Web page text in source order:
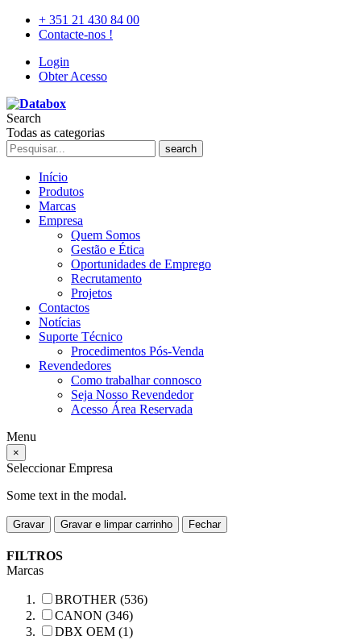
+ 351 21 430 84 00
Contacte-nos !
Login
Obter Acesso
Search
Todas as categorias
search
Início
Produtos
Marcas
Empresa
Quem Somos
Gestão e Ética
Oportunidades de Emprego
Recrutamento
Projetos
Contactos
Notícias
Suporte Técnico
Procedimentos Pós-Venda
Revendedores
Como trabalhar connosco
Seja Nosso Revendedor
Acesso Área Reservada
Menu
×
Seleccionar Empresa
Some text in the modal.
Gravar Gravar e limpar carrinho Fechar
FILTROS
Marcas
BROTHER (536)
CANON (346)
DBX OEM (1)